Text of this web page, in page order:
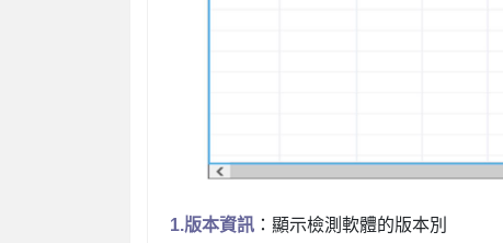
1.版本資訊 ：顯示檢測軟體的版本別